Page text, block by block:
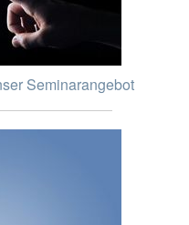
Seminarangebot